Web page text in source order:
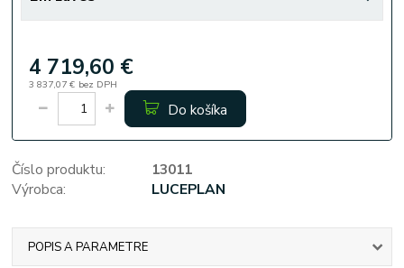
4 719,60 €
3 837,07 € bez DPH
Do košíka
Číslo produktu:
13011
Výrobca:
LUCEPLAN
POPIS A PARAMETRE